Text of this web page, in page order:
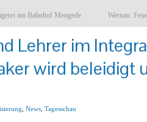
am Bahnhof Mengede Wernau:
Lehrer im
wird beleidigt
News Tagesschau